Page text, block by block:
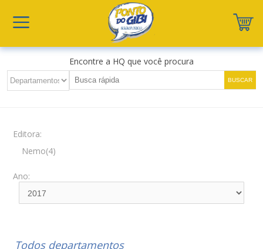
Encontre a HQ que você procura
Editora:
Nemo(4)
Ano:
Todos departamentos